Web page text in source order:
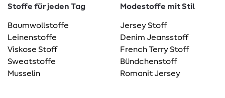
Stoffe für jeden Tag
Baumwollstoffe
Leinenstoffe
Viskose Stoff
Sweatstoffe
Musselin
Modestoffe mit Stil
Jersey Stoff
Denim Jeansstoff
French Terry Stoff
Bündchenstoff
Romanit Jersey